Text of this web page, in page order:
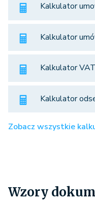
Kalkulator
Kalkulator
Kalkulator
Kalkulator
Zobacz wszystkie
Wzory